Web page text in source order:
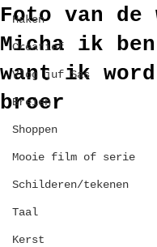
Haken
Creatief
Vlog juf Sas
Breien
Shoppen
Mooie film of serie
Schilderen/tekenen
Taal
Kerst
Foto van de
Micha ik
want ik
broer